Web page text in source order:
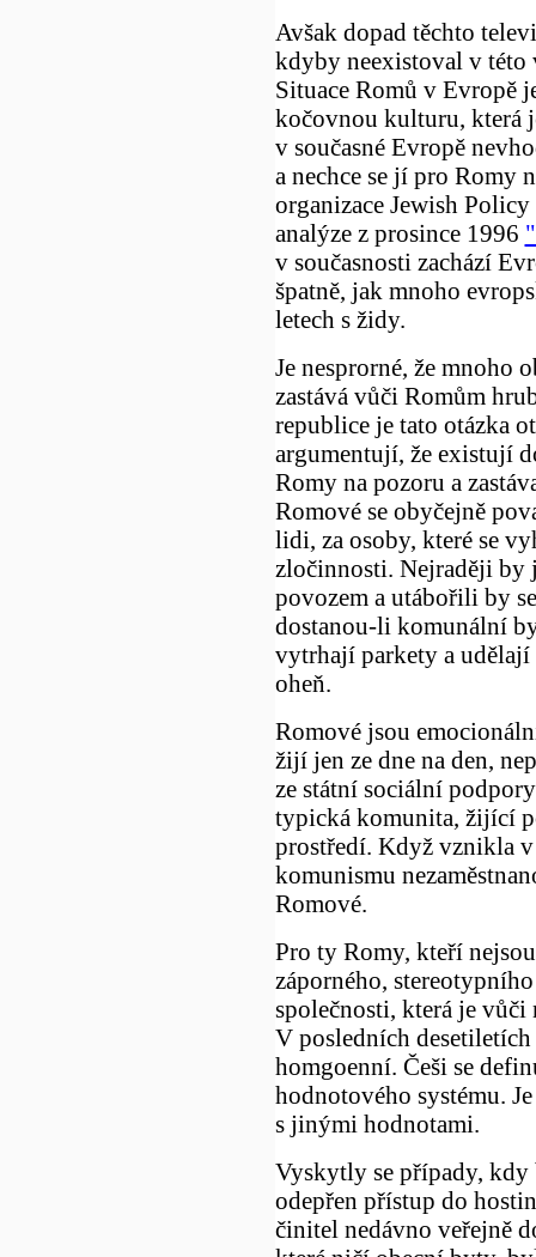
Avšak dopad těchto
kdyby neexistoval v
Situace Romů v Evropě
kočovnou kulturu, která
v současné Evropě
a nechce se jí pro Romy
organizace Jewish Policy
analýze z prosince 1996
v současnosti zachází
špatně, jak mnoho
letech s židy.
Je nesprorné, že mnoho
zastává vůči Romům
republice je tato otázka
argumentují, že existují
Romy na pozoru a
Romové se obyčejně
lidi, za osoby, které se
zločinnosti. Nejraději by
povozem a utábořili by
dostanou-li komunální
vytrhají parkety a
oheň.
Romové jsou
žijí jen ze dne na den,
ze státní sociální
typická komunita, žijící
prostředí. Když vznikla
komunismu
Romové.
Pro ty Romy, kteří
záporného,
společnosti, která je vůči
V posledních
homgoenní. Češi se
hodnotového systému.
s jinými hodnotami.
Vyskytly se případy, kdy
odepřen přístup do
činitel nedávno veřejně